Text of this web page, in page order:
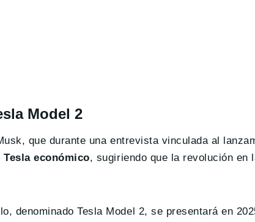
Model 2
que durante una entrevista vinculada al
económico, sugiriendo que la revolución en
denominado Tesla Model 2, se presentará en